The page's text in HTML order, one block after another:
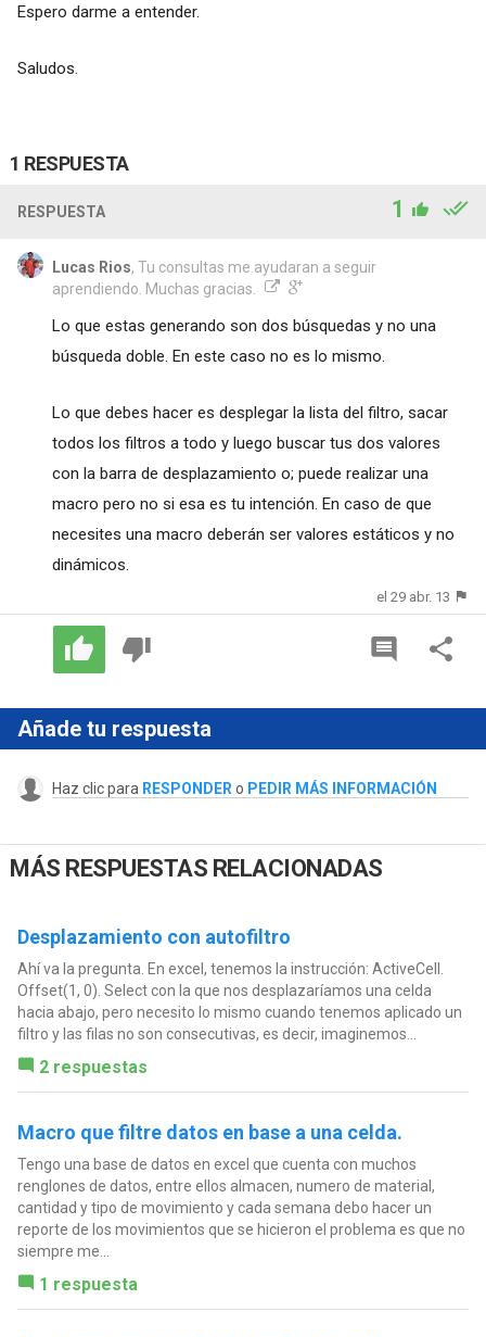
Espero darme a entender.
Saludos.
1 RESPUESTA
RESPUESTA 1
Lucas Rios, Tu consultas me ayudaran a seguir
aprendiendo. Muchas gracias.
Lo que estas generando son dos búsquedas y no una
búsqueda doble. En este caso no es lo mismo.
Lo que debes hacer es desplegar la lista del filtro, sacar
todos los filtros a todo y luego buscar tus dos valores
con la barra de desplazamiento o; puede realizar una
macro pero no si esa es tu intención. En caso de que
necesites una macro deberán ser valores estáticos y no
dinámicos.
el 29 abr. 13
Añade tu respuesta
Haz clic para RESPONDER o PEDIR MÁS INFORMACIÓN
MÁS RESPUESTAS RELACIONADAS
Desplazamiento con autofiltro
Ahí va la pregunta. En excel, tenemos la instrucción: ActiveCell.
Offset(1, 0). Select con la que nos desplazaríamos una celda
hacia abajo, pero necesito lo mismo cuando tenemos aplicado un
filtro y las filas no son consecutivas, es decir, imaginemos...
2 respuestas
Macro que filtre datos en base a una celda.
Tengo una base de datos en excel que cuenta con muchos
renglones de datos, entre ellos almacen, numero de material,
cantidad y tipo de movimiento y cada semana debo hacer un
reporte de los movimientos que se hicieron el problema es que no
siempre me...
1 respuesta